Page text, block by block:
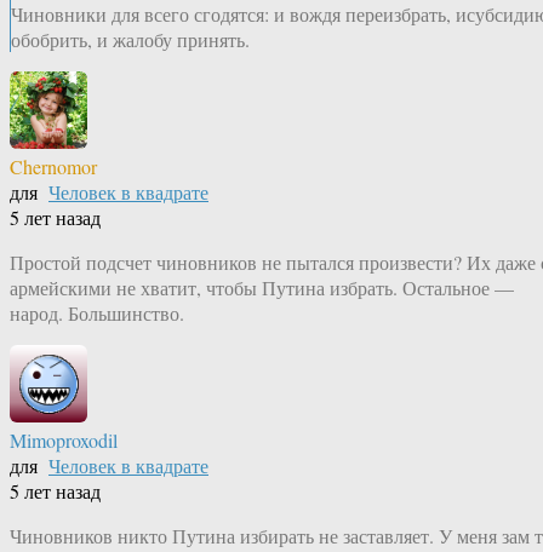
Чиновники для всего сгодятся: и вождя переизбрать,
обобрить, и жалобу принять.
Chernomor
для Человек в квадрате
5 лет назад
Простой подсчет чиновников не пытался произвести? Их даже
армейскими не хватит, чтобы Путина избрать. Остальное —
народ. Большинство.
Mimoproxodil
для Человек в квадрате
5 лет назад
Чиновников никто Путина избирать не заставляет. У меня зам